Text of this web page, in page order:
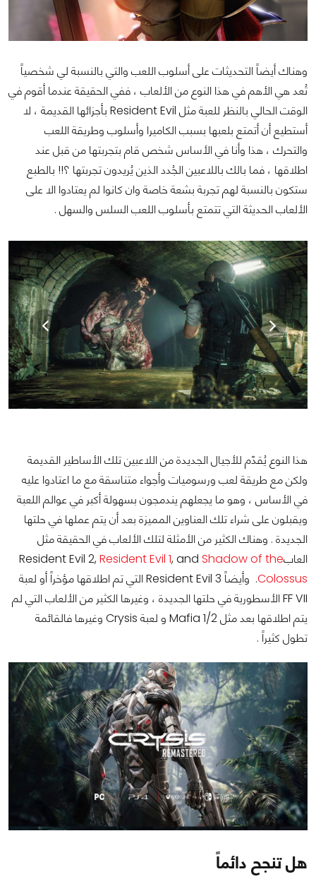
وهناك أيضاً التحديثات على أسلوب اللعب والتي بالنسبة لي شخصياً
تُعد هي الأهم في هذا النوع من الألعاب ، ففي الحقيقة عندما أقوم في
الوقت الحالي بالنظر للعبة مثل Resident Evil بأجزائها القديمة ، لا
أستطيع أن أتمتع بلعبها بسبب الكاميرا وأسلوب وطريقة اللعب
والتحرك ، هذا وأنا في الأساس شخص قام بتجربتها من قبل عند
اطلاقها ، فما بالك باللاعبين الجُدد الذين يُريدون تجربتها ؟!! بالطبع
ستكون بالنسبة لهم تجربة بشعة خاصة وان كانوا لم يعتادوا الا على
الألعاب الحديثة التي تتمتع بأسلوب اللعب السلس والسهل .
هذا النوع يُقدّم للأجيال الجديدة من اللاعبين تلك الأساطير القديمة
ولكن مع طريقة لعب ورسوميات وأجواء متناسقة مع ما اعتادوا عليه
في الأساس ، وهو ما يجعلهم يندمجون بسهولة أكبر في عوالم اللعبة
ويقبلون على شراء تلك العناوين المميزة بعد أن يتم عملها في حلتها
الجديدة . وهناك الكثير من الأمثلة لتلك الألعاب في الحقيقة مثل
العابResident Evil 2,
Resident Evil 1, and Shadow of the
Colossus
. وأيضاً Resident Evil 3 التي تم اطلاقها مؤخراً أو لعبة
FF VII الأسطورية في حلتها الجديدة ، وغيرها الكثير من الألعاب التي لم
يتم اطلاقها بعد مثل Mafia 1/2 و لعبة Crysis وغيرها فالقائمة
تطول كثيراً .
هل تنجح دائماً